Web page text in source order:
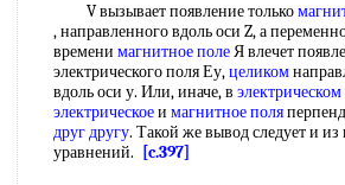
V вызывает появление только
, направленного вдоль оси Z, а
времени магнитное полеЯ влечет
электрического поля Еу,целиком
вдоль оси у. Или, иначе, в
электрическоеи магнитное поля
друг другу. Такой же вывод следует и
уравнений.
[c.397]